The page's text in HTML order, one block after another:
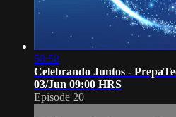
58:58
Celebrando Juntos -
03/Jun 09:00 HRS
Episode 20